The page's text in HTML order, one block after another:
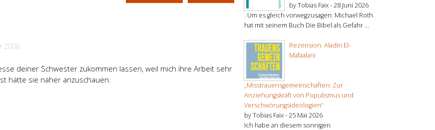
2006
deiner Schwester zukommen lassen, weil mich ihre Arbeit sehr
hätte sie näher anzuschauen.
by Tobias Faix -28 Juni 2026
. Um es gleich vorwegzusagen: Michael Roth
hat mit seinem Buch Die Bibel als Gefahr ...
Rezension: Aladin El-
Mafaalani
„Misstrauensgemeinschaften: Zur
Anziehungskraft von Populismus und
Verschwörungsideologien“
by Tobias Faix -25 Mai 2026
Ich habe an diesem sonnigen